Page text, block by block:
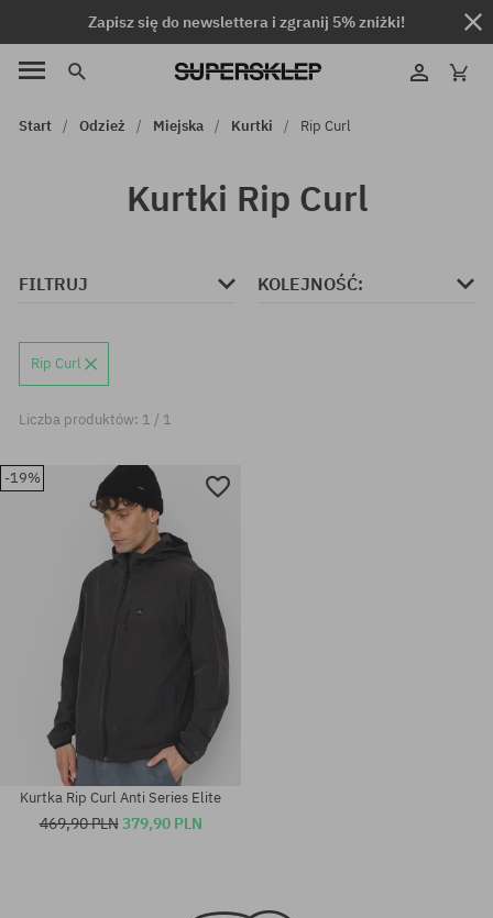
Zapisz się do newslettera i zgranij 5% zniżki!
Start Odzież Miejska Kurtki Rip Curl
Kurtki Rip Curl
FILTRUJ KOLEJNOŚĆ:
Rip Curl
Liczba produktów: 1 / 1
-19%
Kurtka Rip Curl Anti Series Elite
469,90 PLN379,90 PLN